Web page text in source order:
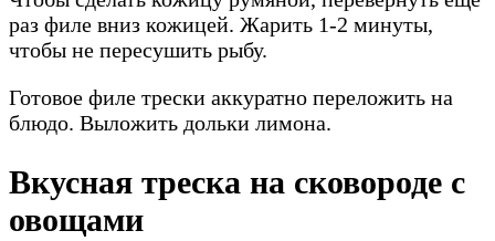
раз филе вниз кожицей. Жарить 1-2 минуты,
чтобы не пересушить рыбу.
Готовое филе трески аккуратно переложить на
блюдо. Выложить дольки лимона.
Вкусная треска на сковороде с
овощами